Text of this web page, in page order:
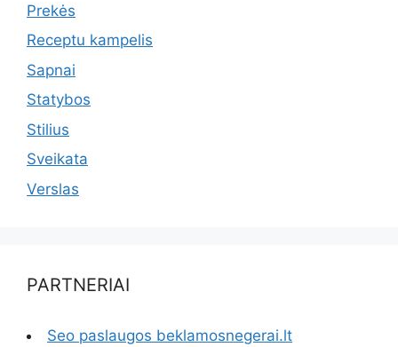
Prekės
Receptu kampelis
Sapnai
Statybos
Stilius
Sveikata
Verslas
PARTNERIAI
Seo paslaugos beklamosnegerai.lt